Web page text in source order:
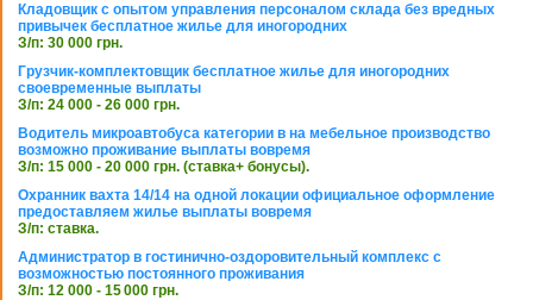
Кладовщик с опытом управления персоналом склада без вредных
привычек бесплатное жилье для иногородних
З/п: 30 000 грн.
Грузчик-комплектовщик бесплатное жилье для иногородних
своевременные выплаты
З/п: 24 000 - 26 000 грн.
Водитель микроавтобуса категории в на мебельное производство
возможно проживание выплаты вовремя
З/п: 15 000 - 20 000 грн. (ставка+ бонусы).
Охранник вахта 14/14 на одной локации официальное оформление
предоставляем жилье выплаты вовремя
З/п: ставка.
Администратор в гостинично-оздоровительный комплекс с
возможностью постоянного проживания
З/п: 12 000 - 15 000 грн.